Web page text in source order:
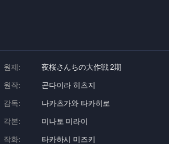
원제: 夜桜さんちの大作戦 2期
원작: 곤다이라 히츠지
감독: 나카츠가와 타카히로
각본: 미나토 미라이
작화: 타카하시 미즈키